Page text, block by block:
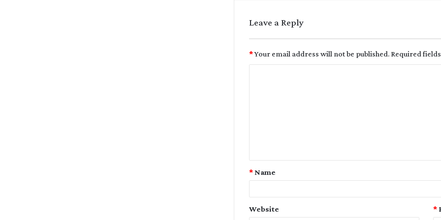
Leave a Reply
Your email address will not be published.Required
*
Name
*
*
Website